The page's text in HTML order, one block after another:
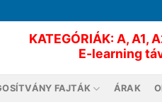
KATEGÓRIÁK: A, A1,
E-learning
FAJTÁK ÁRAK